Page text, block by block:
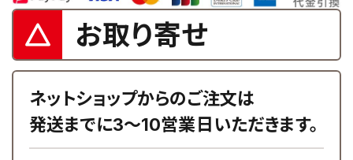
お取り寄せ
ネットショップからのご注文は
発送までに3～10営業日いただきます。